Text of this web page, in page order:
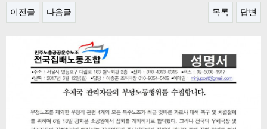
이전글 다음글 목록 답변